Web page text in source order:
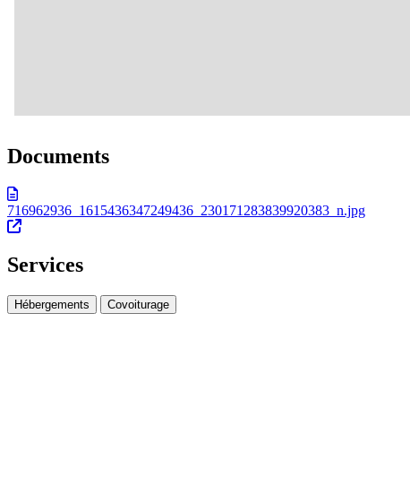
Documents
716962936_1615436347249436_230171283839920383_n.jpg
Services
Hébergements Covoiturage